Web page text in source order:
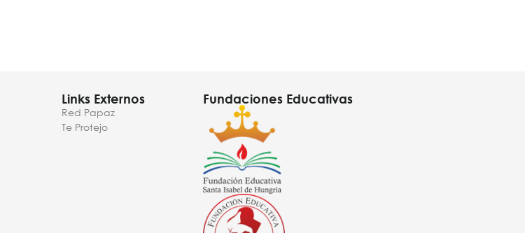
Links Externos
Red Papaz
Te Protejo
Fundaciones Educativas